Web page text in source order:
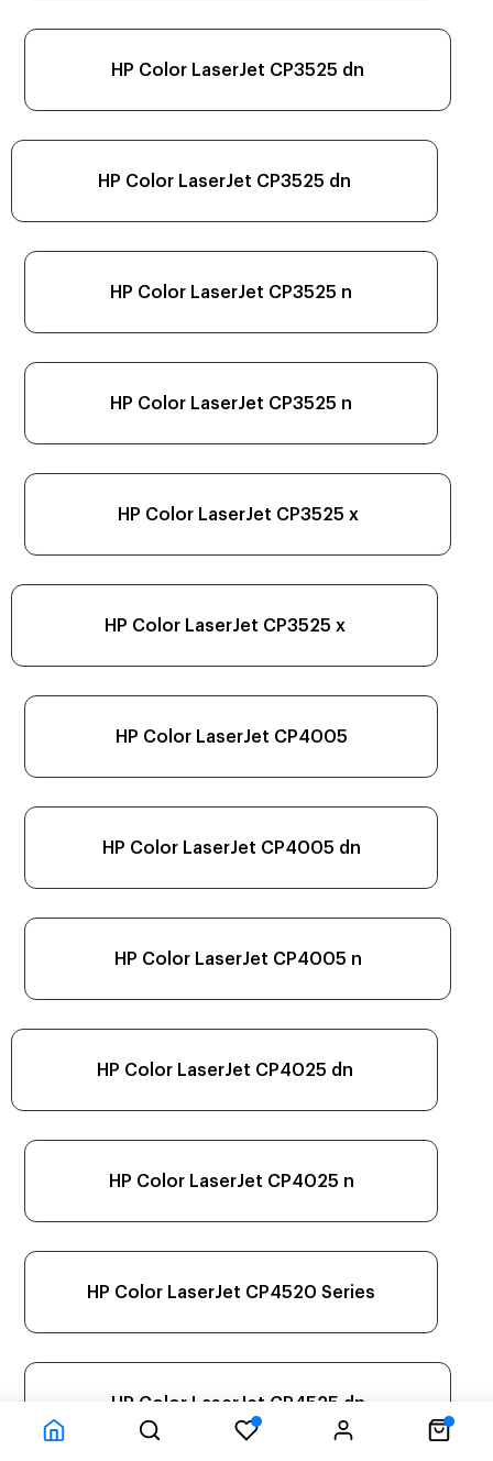
HP Color LaserJet CP3525 dn
HP Color LaserJet CP3525 dn
HP Color LaserJet CP3525 n
HP Color LaserJet CP3525 n
HP Color LaserJet CP3525 x
HP Color LaserJet CP3525 x
HP Color LaserJet CP4005
HP Color LaserJet CP4005 dn
HP Color LaserJet CP4005 n
HP Color LaserJet CP4025 dn
HP Color LaserJet CP4025 n
HP Color LaserJet CP4520 Series
HP Color LaserJet CP4525 dn